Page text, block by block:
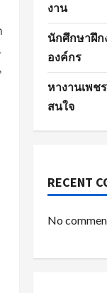
งาน
นักศึกษาฝึก
องค์กร
หางานเพช
สนใจ
RECENT
No